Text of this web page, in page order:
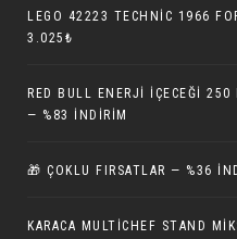
LEGO 42223 TECHNIC 1966
3.025₺
RED BULL ENERJI İÇECEĞI
— %83 İNDIRIM
🎁 ÇOKLU FIRSATLAR — %36
KARACA MULTICHEF STAND